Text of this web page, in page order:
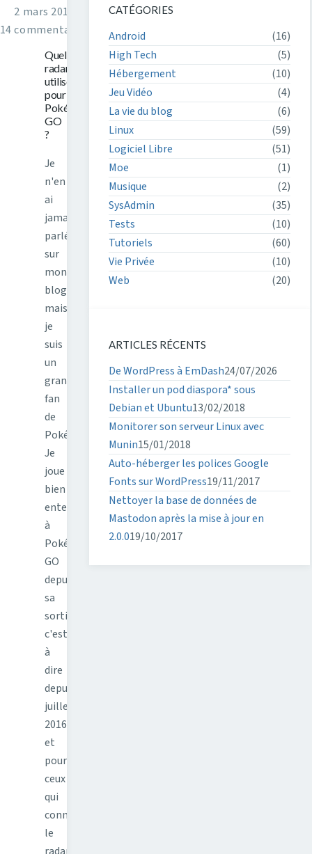
2 mars 2017
14 commentaires
Quel
radar
utiliser
pour
Pokémon
GO
?
Je
n'en
ai
jamais
parlé
sur
mon
blog,
mais
je
suis
un
grand
fan
de
Pokémon.
Je
joue
bien
entenu
à
Pokémon
GO
depuis
sa
sortie
c'est
à
dire
depuis
juillet
2016,
et
pour
ceux
qui
connaissent
le
CATÉGORIES
Android
(16)
High Tech
(5)
Hébergement
(10)
Jeu Vidéo
(4)
La vie du blog
(6)
Linux
(59)
Logiciel Libre
(51)
Moe
(1)
Musique
(2)
SysAdmin
(35)
Tests
(10)
Tutoriels
(60)
Vie Privée
(10)
Web
(20)
ARTICLES RÉCENTS
De WordPress à EmDash24/07/2026
Installer un pod diaspora* sous
Debian et Ubuntu13/02/2018
Monitorer son serveur Linux avec
Munin15/01/2018
Auto-héberger les polices Google
Fonts sur WordPress19/11/2017
Nettoyer la base de données de
Mastodon après la mise à jour en
2.0.019/10/2017